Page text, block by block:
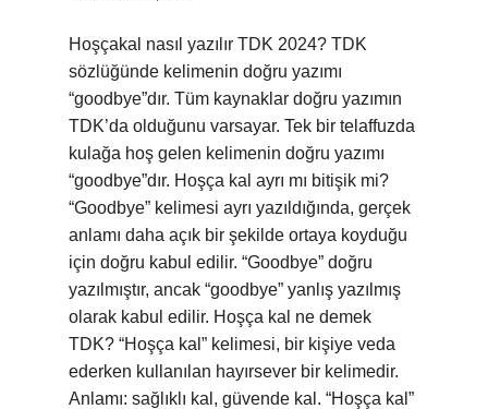
Hoşçakal nasıl yazılır TDK 2024? TDK
sözlüğünde kelimenin doğru yazımı
“goodbye”dır. Tüm kaynaklar doğru yazımın
TDK’da olduğunu varsayar. Tek bir telaffuzda
kulağa hoş gelen kelimenin doğru yazımı
“goodbye”dır. Hoşça kal ayrı mı bitişik mi?
“Goodbye” kelimesi ayrı yazıldığında, gerçek
anlamı daha açık bir şekilde ortaya koyduğu
için doğru kabul edilir. “Goodbye” doğru
yazılmıştır, ancak “goodbye” yanlış yazılmış
olarak kabul edilir. Hoşça kal ne demek
TDK? “Hoşça kal” kelimesi, bir kişiye veda
ederken kullanılan hayırsever bir kelimedir.
Anlamı: sağlıklı kal, güvende kal. “Hoşça kal”